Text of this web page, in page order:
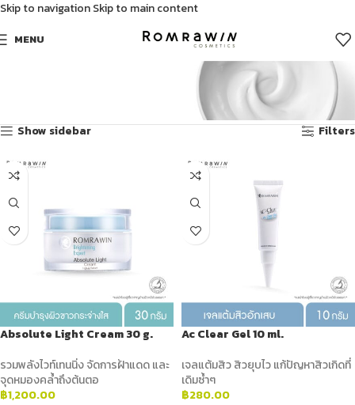
Skip to navigationSkip to main content
MENU
ผลิตภัณฑ์ผิวแห้ง
Show sidebar
Filters
Absolute Light Cream 30 g.
รวมพลังไวท์เทนนิ่ง จัดการฝ้าแดด และ
จุดหมองคล้ำถึงต้นตอ
฿1,200.00
Ac Clear Gel 10 ml.
เจลแต้มสิว สิวยุบไว แก้ปัญหาสิวเกิดที่
เดิมซ้ำๆ
฿280.00